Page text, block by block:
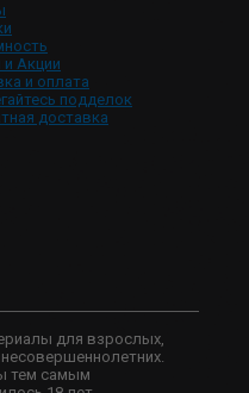
и Акции
и оплата
подделок
доставка
для взрослых,
тем самым